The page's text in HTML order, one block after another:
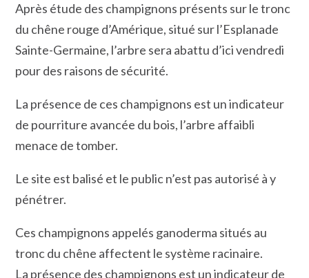
Après étude des champignons présents sur le tronc
du chêne rouge d’Amérique, situé sur l’Esplanade
Sainte-Germaine, l’arbre sera abattu d’ici vendredi
pour des raisons de sécurité.
La présence de ces champignons est un indicateur
de pourriture avancée du bois, l’arbre affaibli
menace de tomber.
Le site est balisé et le public n’est pas autorisé à y
pénétrer.
Ces champignons appelés ganoderma situés au
tronc du chêne affectent le système racinaire.
La présence des champignons est un indicateur de